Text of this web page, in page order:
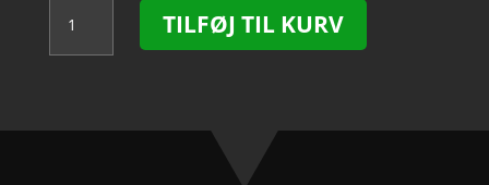
Cal.
2360
Pallet.
TILFØJ TIL KURV